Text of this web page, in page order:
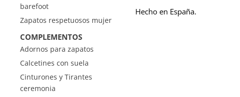
Hecho en España.
barefoot
Zapatos respetuosos mujer
COMPLEMENTOS
Adornos para zapatos
Calcetines con suela
Cinturones y Tirantes
ceremonia